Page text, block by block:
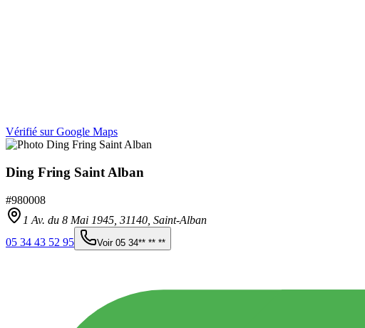
Vérifié sur Google Maps
Ding Fring Saint Alban
#980008
1 Av. du 8 Mai 1945, 31140 Saint-Alban
05 34 43 52 95
Voir 05 34** ** **